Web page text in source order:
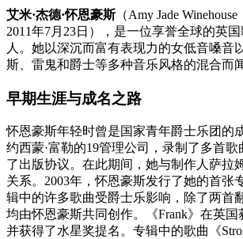
艾米·杰德·怀恩豪斯（Amy Jade
2011年7月23日），是一位享誉全球的英
人。她以深沉而富有表现力的女低音嗓音
斯、雷鬼和爵士等多种音乐风格的混合而
早期生涯与成名之路
怀恩豪斯年轻时曾是国家青年爵士乐团的
约西蒙·富勒的19管理公司，录制了多首
了出版协议。在此期间，她与制作人萨拉
关系。2003年，怀恩豪斯发行了她的首张
辑中的许多歌曲受爵士乐影响，除了两首
均由怀恩豪斯共同创作。《Frank》在英国
并获得了水星奖提名。专辑中的歌曲《